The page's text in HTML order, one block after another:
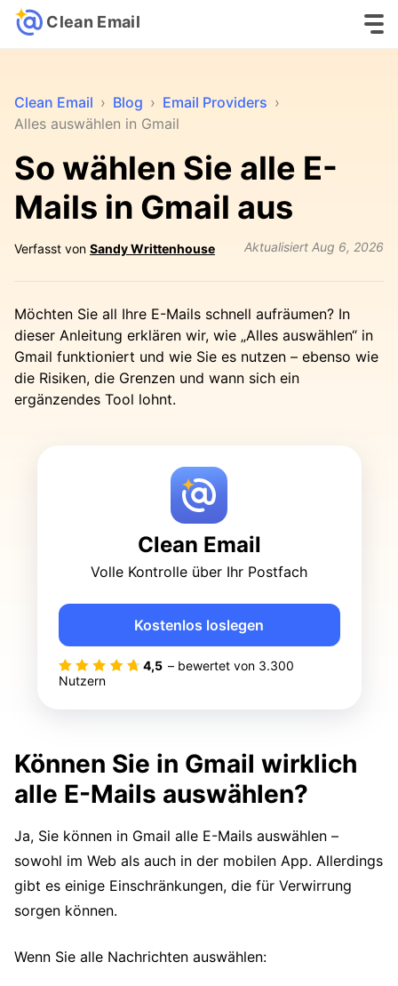
Clean Email
Clean Email › Blog › Email Providers ›
Alles auswählen in Gmail
So wählen Sie alle E-
Mails in Gmail aus
Verfasst von Sandy Writtenhouse Aktualisiert Aug 6, 2026
Möchten Sie all Ihre E-Mails schnell aufräumen? In
dieser Anleitung erklären wir, wie „Alles auswählen“ in
Gmail funktioniert und wie Sie es nutzen – ebenso wie
die Risiken, die Grenzen und wann sich ein
ergänzendes Tool lohnt.
Clean Email
Volle Kontrolle über Ihr Postfach
4,5 – bewertet von 3.300
Nutzern
Kostenlos loslegen
Können Sie in Gmail wirklich
alle E-Mails auswählen?
Ja, Sie können in Gmail alle E-Mails auswählen –
sowohl im Web als auch in der mobilen App. Allerdings
gibt es einige Einschränkungen, die für Verwirrung
sorgen können.
Wenn Sie alle Nachrichten auswählen: